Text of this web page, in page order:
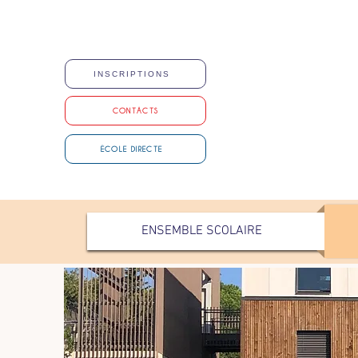
INSCRIPTIONS
CONTACTS
ÉCOLE DIRECTE
ENSEMBLE SCOLAIRE